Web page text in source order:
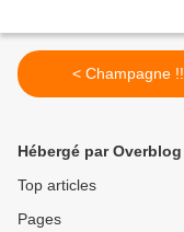
< Champagne !!
Hébergé par Overblog
Top articles
Pages